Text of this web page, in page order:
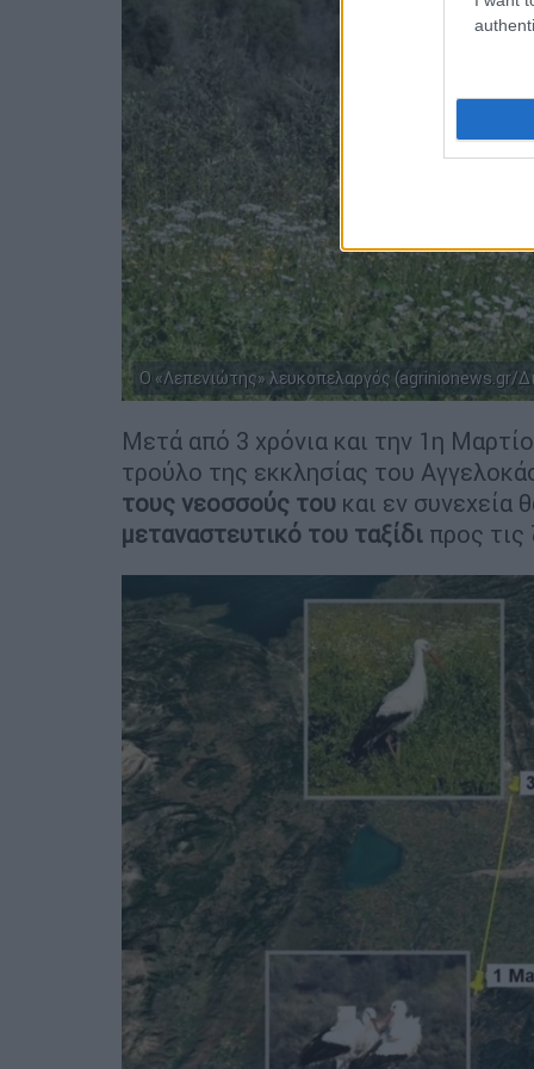
Ο «Λεπενιώτης» λευκοπελαργός (agrinionews.gr/
Μετά από 3 χρόνια και την 1η
τρούλο της εκκλησίας του
τους νεοσσούς του και εν συνεχεία
μεταναστευτικό του ταξίδι προς